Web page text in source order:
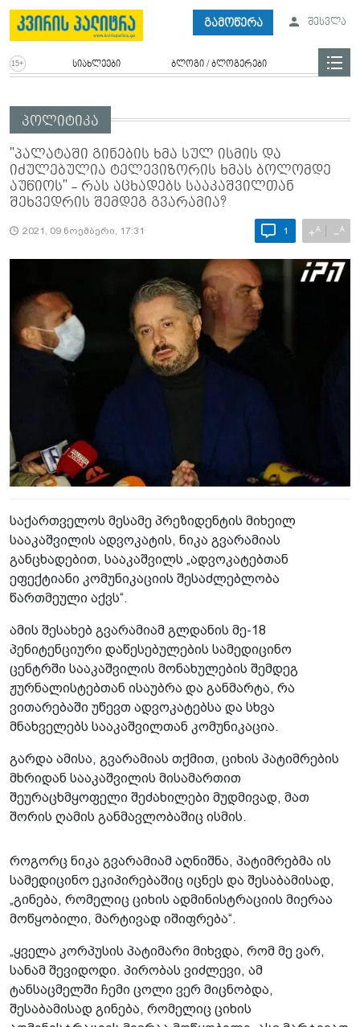
გამოწერა შესვლა
სიახლეები ბლოგი / ბლოგერები
პოლიტიკა
"პალატაში გინების ხმა სულ ისმის და
იძულებულია ტელევიზორის ხმას ბოლომდე
აუწიოს" - რას აცხადებს სააკაშვილთან
შეხვედრის შემდეგ გვარამია?
2021, 09 ნოემბერი, 17:31 1 +A −A
საქართველოს მესამე პრეზიდენტის მიხეილ
სააკაშვილის ადვოკატის, ნიკა გვარამიას
განცხადებით, სააკაშვილს „ადვოკატებთან
ეფექტიანი კომუნიკაციის შესაძლებლობა
წართმეული აქვს“.
ამის შესახებ გვარამიამ გლდანის მე-18
პენიტენციური დაწესებულების სამედიცინო
ცენტრში სააკაშვილის მონახულების შემდეგ
ჟურნალისტებთან ისაუბრა და განმარტა, რა
ვითარებაში უწევთ ადვოკატებსა და სხვა
მნახველებს სააკაშვილთან კომუნიკაცია.
გარდა ამისა, გვარამიას თქმით, ციხის პატიმრების
მხრიდან სააკაშვილის მისამართით
შეურაცხმყოფელი შეძახილები მუდმივად, მათ
შორის ღამის განმავლობაშიც ისმის.
როგორც ნიკა გვარამიამ აღნიშნა, პატიმრებმა ის
სამედიცინო ეკიპირებაშიც იცნეს და შესაბამისად,
„გინება, რომელიც ციხის ადმინისტრაციის მიერაა
მოწყობილი, მარტივად იშიფრება“.
„ყველა კორპუსის პატიმარი მიხვდა, რომ მე ვარ,
სანამ შევიდოდი. პირობას ვიძლევი, ამ
ტანსაცმელში ჩემი ცოლი ვერ მიცნობდა,
შესაბამისად გინება, რომელიც ციხის